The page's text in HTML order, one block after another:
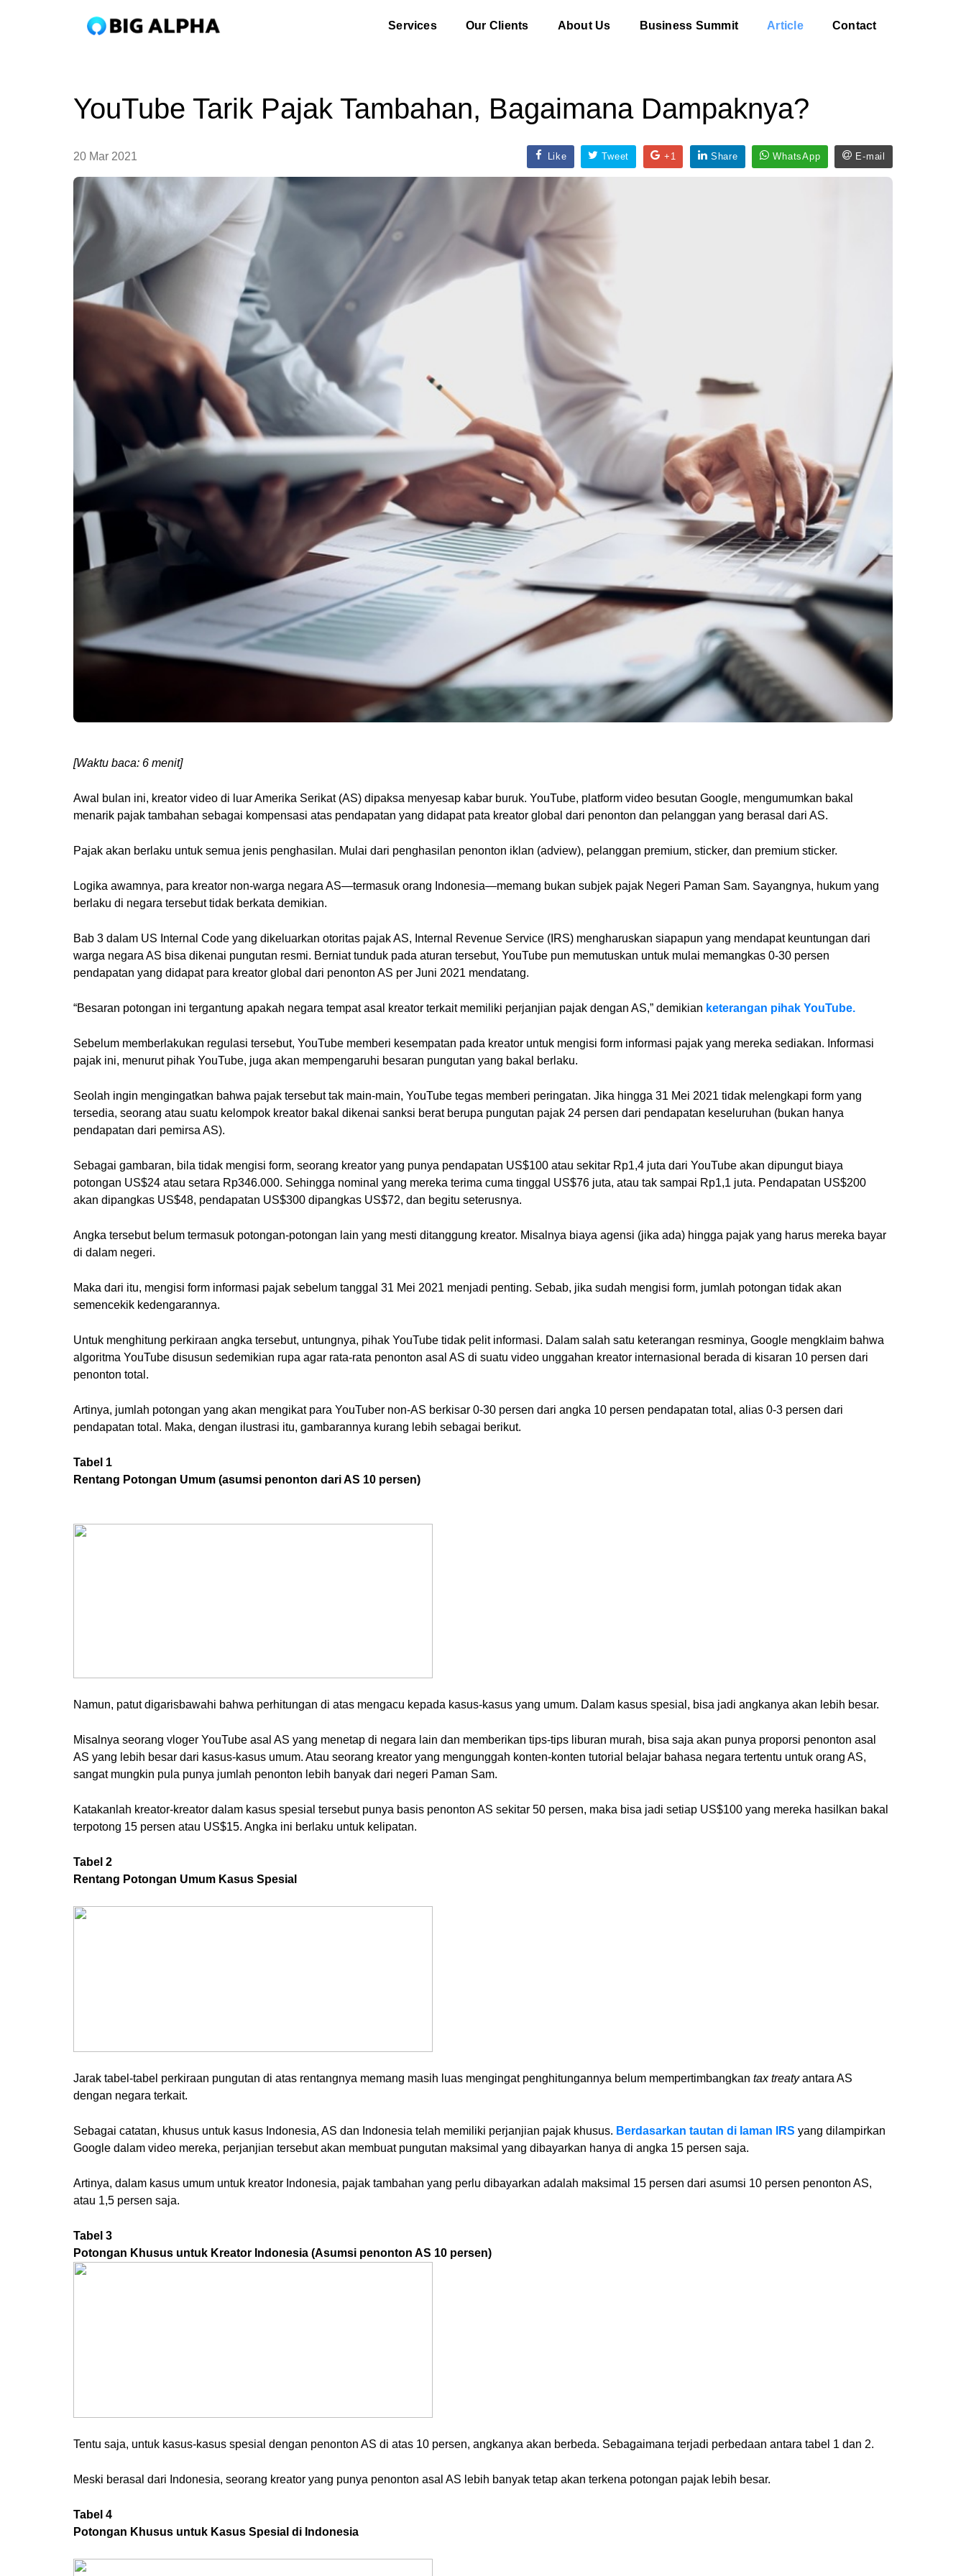
Services Our Clients About Us Business Summit Article Contact
YouTube Tarik Pajak Tambahan, Bagaimana Dampaknya?
20 Mar 2021 Like Tweet +1 Share WhatsApp E-mail
[Waktu baca: 6 menit]
Awal bulan ini, kreator video di luar Amerika Serikat (AS) dipaksa menyesap kabar buruk. YouTube, platform video besutan Google, mengumumkan bakal
menarik pajak tambahan sebagai kompensasi atas pendapatan yang didapat pata kreator global dari penonton dan pelanggan yang berasal dari AS.
Pajak akan berlaku untuk semua jenis penghasilan. Mulai dari penghasilan penonton iklan (adview), pelanggan premium, sticker, dan premium sticker.
Logika awamnya, para kreator non-warga negara AS—termasuk orang Indonesia—memang bukan subjek pajak Negeri Paman Sam. Sayangnya, hukum yang
berlaku di negara tersebut tidak berkata demikian.
Bab 3 dalam US Internal Code yang dikeluarkan otoritas pajak AS, Internal Revenue Service (IRS) mengharuskan siapapun yang mendapat keuntungan dari
warga negara AS bisa dikenai pungutan resmi. Berniat tunduk pada aturan tersebut, YouTube pun memutuskan untuk mulai memangkas 0-30 persen
pendapatan yang didapat para kreator global dari penonton AS per Juni 2021 mendatang.
“Besaran potongan ini tergantung apakah negara tempat asal kreator terkait memiliki perjanjian pajak dengan AS,” demikian keterangan pihak YouTube.
Sebelum memberlakukan regulasi tersebut, YouTube memberi kesempatan pada kreator untuk mengisi form informasi pajak yang mereka sediakan. Informasi
pajak ini, menurut pihak YouTube, juga akan mempengaruhi besaran pungutan yang bakal berlaku.
Seolah ingin mengingatkan bahwa pajak tersebut tak main-main, YouTube tegas memberi peringatan. Jika hingga 31 Mei 2021 tidak melengkapi form yang
tersedia, seorang atau suatu kelompok kreator bakal dikenai sanksi berat berupa pungutan pajak 24 persen dari pendapatan keseluruhan (bukan hanya
pendapatan dari pemirsa AS).
Sebagai gambaran, bila tidak mengisi form, seorang kreator yang punya pendapatan US$100 atau sekitar Rp1,4 juta dari YouTube akan dipungut biaya
potongan US$24 atau setara Rp346.000. Sehingga nominal yang mereka terima cuma tinggal US$76 juta, atau tak sampai Rp1,1 juta. Pendapatan US$200
akan dipangkas US$48, pendapatan US$300 dipangkas US$72, dan begitu seterusnya.
Angka tersebut belum termasuk potongan-potongan lain yang mesti ditanggung kreator. Misalnya biaya agensi (jika ada) hingga pajak yang harus mereka bayar
di dalam negeri.
Maka dari itu, mengisi form informasi pajak sebelum tanggal 31 Mei 2021 menjadi penting. Sebab, jika sudah mengisi form, jumlah potongan tidak akan
semencekik kedengarannya.
Untuk menghitung perkiraan angka tersebut, untungnya, pihak YouTube tidak pelit informasi. Dalam salah satu keterangan resminya, Google mengklaim bahwa
algoritma YouTube disusun sedemikian rupa agar rata-rata penonton asal AS di suatu video unggahan kreator internasional berada di kisaran 10 persen dari
penonton total.
Artinya, jumlah potongan yang akan mengikat para YouTuber non-AS berkisar 0-30 persen dari angka 10 persen pendapatan total, alias 0-3 persen dari
pendapatan total. Maka, dengan ilustrasi itu, gambarannya kurang lebih sebagai berikut.
Tabel 1
Rentang Potongan Umum (asumsi penonton dari AS 10 persen)
Namun, patut digarisbawahi bahwa perhitungan di atas mengacu kepada kasus-kasus yang umum. Dalam kasus spesial, bisa jadi angkanya akan lebih besar.
Misalnya seorang vloger YouTube asal AS yang menetap di negara lain dan memberikan tips-tips liburan murah, bisa saja akan punya proporsi penonton asal
AS yang lebih besar dari kasus-kasus umum. Atau seorang kreator yang mengunggah konten-konten tutorial belajar bahasa negara tertentu untuk orang AS,
sangat mungkin pula punya jumlah penonton lebih banyak dari negeri Paman Sam.
Katakanlah kreator-kreator dalam kasus spesial tersebut punya basis penonton AS sekitar 50 persen, maka bisa jadi setiap US$100 yang mereka hasilkan bakal
terpotong 15 persen atau US$15. Angka ini berlaku untuk kelipatan.
Tabel 2
Rentang Potongan Umum Kasus Spesial
Jarak tabel-tabel perkiraan pungutan di atas rentangnya memang masih luas mengingat penghitungannya belum mempertimbangkan tax treatyantara AS
dengan negara terkait.
Sebagai catatan, khusus untuk kasus Indonesia, AS dan Indonesia telah memiliki perjanjian pajak khusus. Berdasarkan tautan di laman IRS yang dilampirkan
Google dalam video mereka, perjanjian tersebut akan membuat pungutan maksimal yang dibayarkan hanya di angka 15 persen saja.
Artinya, dalam kasus umum untuk kreator Indonesia, pajak tambahan yang perlu dibayarkan adalah maksimal 15 persen dari asumsi 10 persen penonton AS,
atau 1,5 persen saja.
Tabel 3
Potongan Khusus untuk Kreator Indonesia (Asumsi penonton AS 10 persen)
Tentu saja, untuk kasus-kasus spesial dengan penonton AS di atas 10 persen, angkanya akan berbeda. Sebagaimana terjadi perbedaan antara tabel 1 dan 2.
Meski berasal dari Indonesia, seorang kreator yang punya penonton asal AS lebih banyak tetap akan terkena potongan pajak lebih besar.
Tabel 4
Potongan Khusus untuk Kasus Spesial di Indonesia